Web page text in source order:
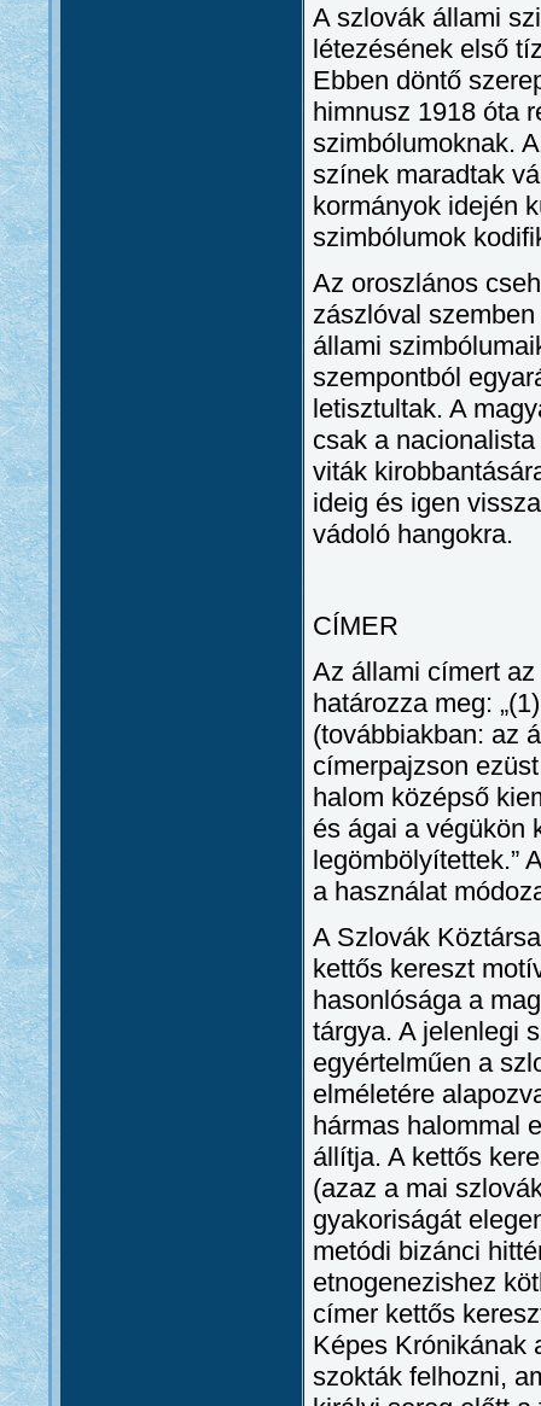
A szlovák állami
létezésének első
Ebben döntő
himnusz 1918 óta
szimbólumoknak.
színek maradtak
kormányok idején
szimbólumok
Az oroszlános
zászlóval
állami
szempontból
letisztultak. A
csak a
viták
ideig és igen
vádoló hangokra.
CÍMER
Az állami címert
határozza meg:
(továbbiakban: az
címerpajzson
halom középső
és ágai a végükön
legömbölyítettek.”
a használat
A Szlovák
kettős kereszt
hasonlósága a
tárgya. A jelenlegi
egyértelműen a
elméletére
hármas halommal
állítja. A kettős
(azaz a mai
gyakoriságát
metódi bizánci
etnogenezishez
címer kettős
Képes Krónikának
szokták felhozni,